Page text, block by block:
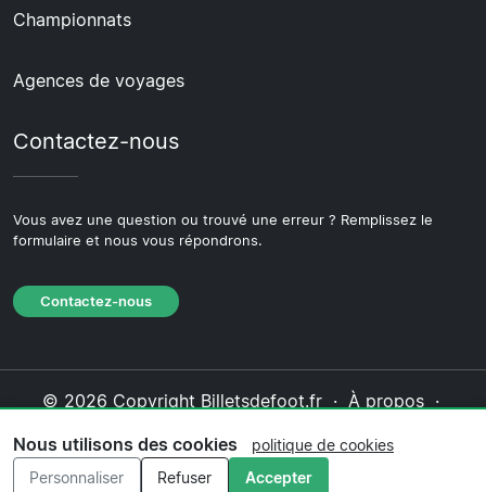
Championnats
Agences de voyages
Contactez-nous
Vous avez une question ou trouvé une erreur ? Remplissez le
formulaire et nous vous répondrons.
Contactez-nous
© 2026 Copyright Billetsdefoot.fr · À propos·
Politique de cookies·Politique éditoriale
Nous utilisons des cookies
politique de cookies
Personnaliser
Refuser Accepter